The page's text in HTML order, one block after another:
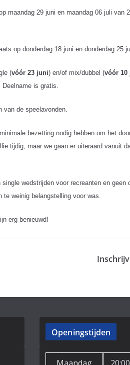
maandag 29 juni en maandag 06 juli van
op donderdag 18 juni en donderdag 25
(vóór 23 juni) en/of mix/dubbel (vóór 10
is gratis.
van de speelavonden.
bezetting nodig hebben om het
tijdig, maar we gaan er uiteraard vanuit
wedstrijden voor recreanten en geen
te weinig belangstelling voor was.
erg benieuwd!
Openingstijden